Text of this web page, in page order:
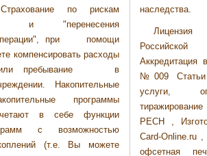
по рискам
и "перенесения
операции", при помощи
компенсировать расходы
или пребывание в
Накопительные
программы
в себе функции
с возможностью
(т.е. Вы можете
наследства.
Аккредитация
№009 Статьи
услуги,
PECH ,
Card-Online.ru ,
офсетная